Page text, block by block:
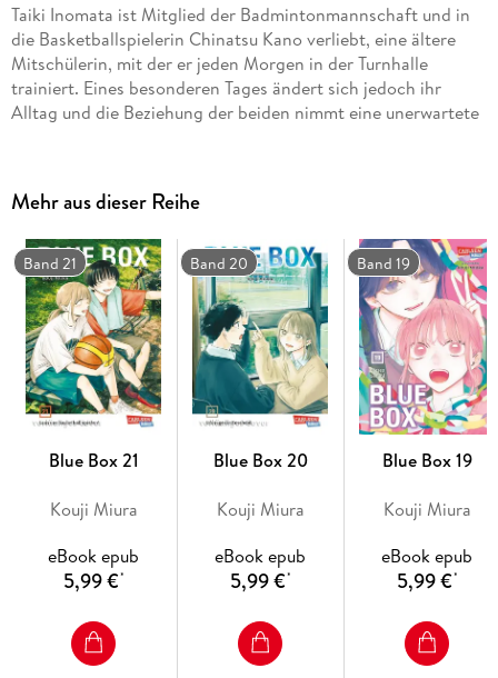
Taiki Inomata ist Mitglied der Badmintonmannschaft und in
die Basketballspielerin Chinatsu Kano verliebt, eine ältere
Mitschülerin, mit der er jeden Morgen in der Turnhalle
trainiert. Eines besonderen Tages ändert sich jedoch ihr
Alltag und die Beziehung der beiden nimmt eine unerwartete
Das erwartet dich in diesem Band:
Taiki hat sich beim Training zu sehr verausgabt und ist krank
geworden. Chinatsu kümmert sich um ihn. Als er in seinem
angeschlagenen Zustand über seine eigenen Füße stolpert
und umkippt, kommt es aus heiterem Himmel zu körperlicher
Nähe zwischen den beiden. Dann beginnen die
Sommerferien. Das große Feuerwerk steht vor der Tür. . .
Hina nimmt all ihren Mut zusammen und fragt Taiki, ob er mit
ihr zusammen hingeht, wodurch Taiki schließlich merkt, dass
sie Gefühle für ihn hat. Der Sommer beginnt!
Die Manga-Vorlage zum Anime auf Netflix!
Abgeschlossen in 28 Bänden
Sportliche Wettkämpfe, ganz große Gefühle und der
alltägliche Schulwahnsinn!
Mehr aus dieser Reihe
Band 21
Blue Box 21
Kouji Miura
eBook epub
5,99 €*
Band 20
Blue Box 20
Kouji Miura
eBook epub
5,99 €*
Band 19
Blue Box 19
Kouji Miura
eBook epub
5,99 €*